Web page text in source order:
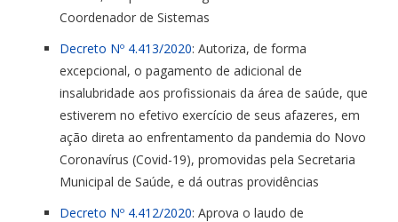
Coordenador de Sistemas
Decreto Nº 4.413/2020: Autoriza, de forma
excepcional, o pagamento de adicional de
insalubridade aos profissionais da área de saúde, que
estiverem no efetivo exercício de seus afazeres, em
ação direta ao enfrentamento da pandemia do Novo
Coronavírus (Covid-19), promovidas pela Secretaria
Municipal de Saúde, e dá outras providências
Decreto Nº 4.412/2020: Aprova o laudo de